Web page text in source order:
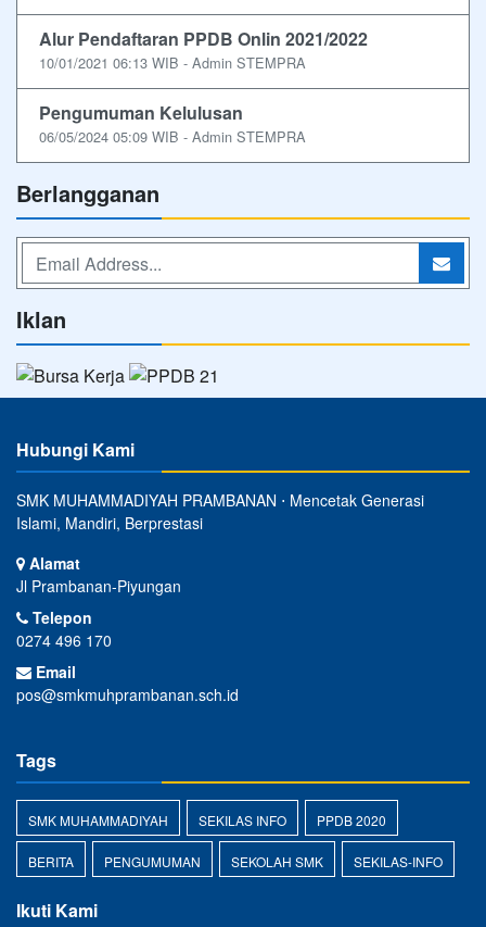
Alur Pendaftaran PPDB Onlin 2021/2022
10/01/2021 06:13 WIB - Admin STEMPRA
Pengumuman Kelulusan
06/05/2024 05:09 WIB - Admin STEMPRA
Berlangganan
Iklan
Hubungi Kami
SMK MUHAMMADIYAH PRAMBANAN ⋅ Mencetak Generasi
Islami, Mandiri, Berprestasi
Alamat
Jl Prambanan-Piyungan
Telepon
0274 496 170
Email
pos@smkmuhprambanan.sch.id
Tags
SMK MUHAMMADIYAH SEKILAS INFO PPDB 2020
BERITA PENGUMUMAN SEKOLAH SMK SEKILAS-INFO
Ikuti Kami